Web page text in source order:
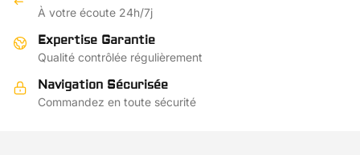
être
choisies
sur
page
À votre écoute 24h/7j
Expertise Garantie
Qualité contrôlée régulièrement
Navigation Sécurisée
Commandez en toute sécurité